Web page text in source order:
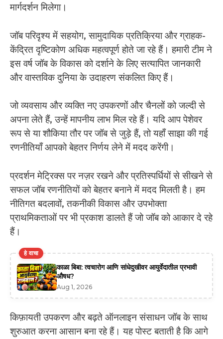
मार्गदर्शन मिलेगा।
जॉब परिदृश्य में सहयोग, सामुदायिक प्रतिक्रिया और ग्राहक-
केंद्रित दृष्टिकोण अधिक महत्वपूर्ण होते जा रहे हैं। हमारी टीम ने
इस वर्ष जॉब के विकास को दर्शाने के लिए सत्यापित जानकारी
और वास्तविक दुनिया के उदाहरण संकलित किए हैं।
जो व्यवसाय और व्यक्ति नए उपकरणों और चैनलों को जल्दी से
अपना लेते हैं, उन्हें मापनीय लाभ मिल रहे हैं। यदि आप पेशेवर
रूप से या शौकिया तौर पर जॉब से जुड़े हैं, तो यहाँ साझा की गई
रणनीतियाँ आपको बेहतर निर्णय लेने में मदद करेंगी।
प्रदर्शन मेट्रिक्स पर नज़र रखने और प्रतिस्पर्धियों से सीखने से
सफल जॉब रणनीतियों को बेहतर बनाने में मदद मिलती है। हम
नीतिगत बदलावों, तकनीकी विकास और उपभोक्ता
प्राथमिकताओं पर भी प्रकाश डालते हैं जो जॉब को आकार दे रहे
हैं।
हे वाचा
काळा बिबा: त्वचारोग आणि सांधेदुखीवर आयुर्वेदातील प्रभावी
औषध?
Aug 1, 2026
किफ़ायती उपकरण और बढ़ते ऑनलाइन संसाधन जॉब के साथ
शुरुआत करना आसान बना रहे हैं। यह पोस्ट बताती है कि आगे